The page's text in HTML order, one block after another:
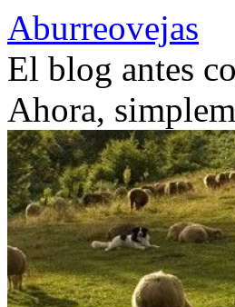
Saltar
al
contenido
Aburreovejas
El blog antes
Ahora,